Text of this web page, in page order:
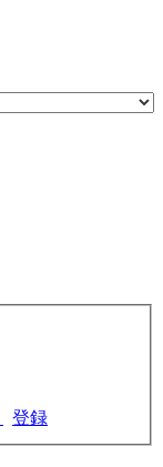
登録